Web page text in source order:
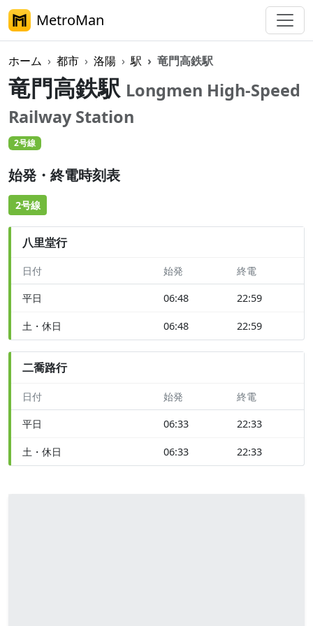
MetroMan
ホーム 都市 洛陽 駅 竜門高鉄駅
竜門高鉄駅 Longmen High-Speed
Railway Station
2号線
始発・終電時刻表
2号線
八里堂行
日付 始発 終電
平日 06:48 22:59
土・休日 06:48 22:59
二喬路行
日付 始発 終電
平日 06:33 22:33
土・休日 06:33 22:33